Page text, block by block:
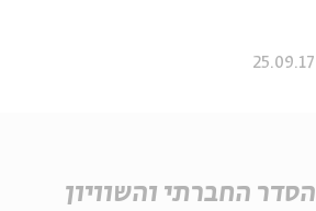
25.09.17
הסדר החברתי והשוויון